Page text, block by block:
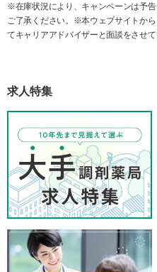
※在庫状況により、キャンペーンは予告
ご了承ください。※本ウェブサイトか
てキャリアアドバイザーと面談をさせて
求人特集